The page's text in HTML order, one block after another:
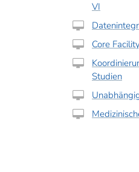
VI
Core
Studien